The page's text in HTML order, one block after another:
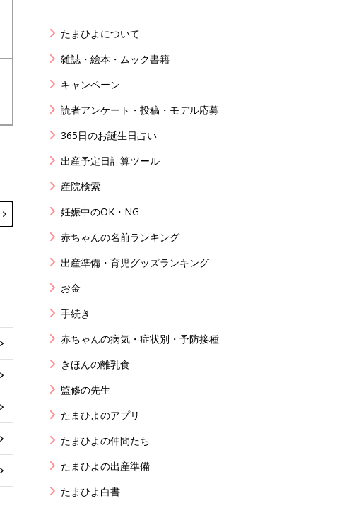
たまひよについて
雑誌・絵本・ムック書籍
キャンペーン
読者アンケート・投稿・モデル応募
365日のお誕生日占い
出産予定日計算ツール
産院検索
妊娠中のOK・NG
赤ちゃんの名前ランキング
出産準備・育児グッズランキング
お金
手続き
赤ちゃんの病気・症状別・予防接種
きほんの離乳食
監修の先生
たまひよのアプリ
たまひよの仲間たち
たまひよの出産準備
たまひよ白書